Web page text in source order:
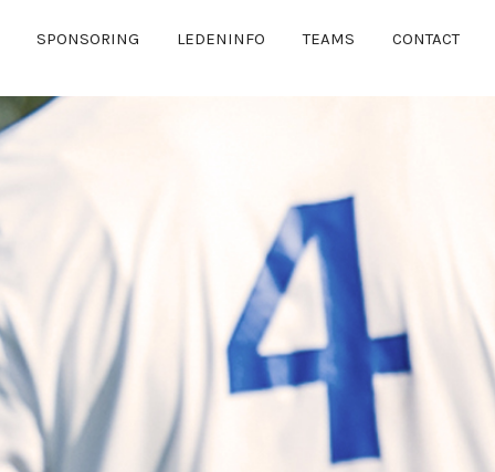
SPONSORING LEDENINFO TEAMS CONTACT